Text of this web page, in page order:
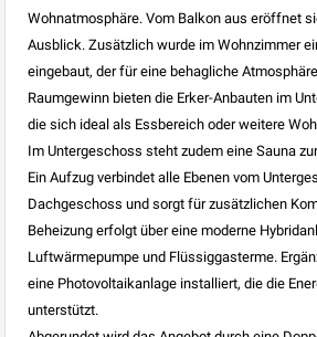
Wohnatmosphäre. Vom Balkon aus eröffnet
Ausblick. Zusätzlich wurde im Wohnzimmer
eingebaut, der für eine behagliche
Raumgewinn bieten die Erker-Anbauten im
die sich ideal als Essbereich oder weitere
Im Untergeschoss steht zudem eine Sauna
Ein Aufzug verbindet alle Ebenen vom
Dachgeschoss und sorgt für zusätzlichen
Beheizung erfolgt über eine moderne
Luftwärmepumpe und Flüssiggasterme.
eine Photovoltaikanlage installiert, die die
unterstützt.